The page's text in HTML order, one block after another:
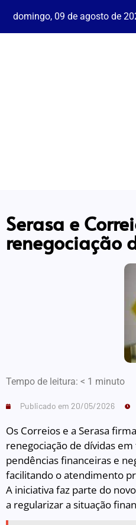
domingo, 09 de agosto de
Serasa e
renegociação
Tempo de leitura: < 1 minuto
Publicado em 20/05/2026
Os Correios e a Serasa
renegociação de dívidas
pendências financeiras e
facilitando o atendimento
A iniciativa faz parte do
a regularizar a situação